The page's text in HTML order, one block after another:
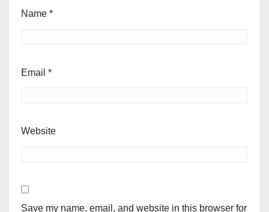
Name *
Email *
Website
Save my name, email, and website in this browser for